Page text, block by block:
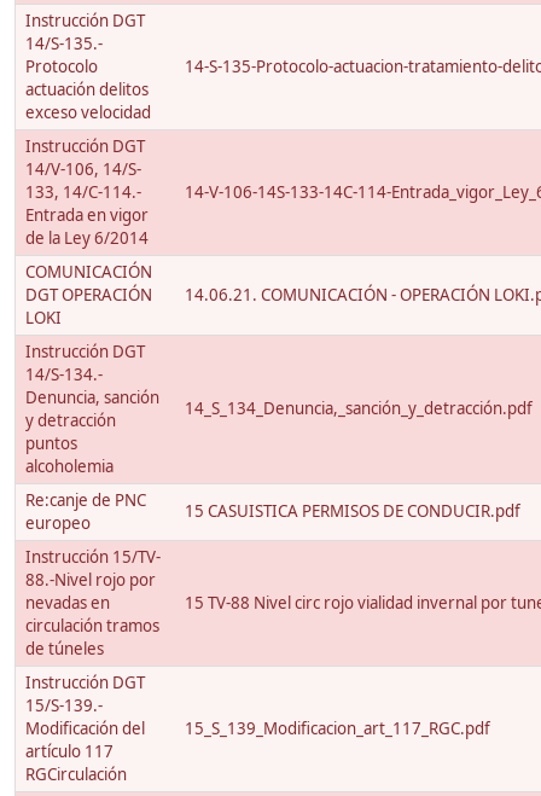
Instrucción DGT
14/S-135.-
Protocolo
actuación delitos
exceso velocidad
14-S-135-Protocolo-actuacion-tratamiento-
Instrucción DGT
14/V-106, 14/S-
133, 14/C-114.-
Entrada en vigor
de la Ley 6/2014
14-V-106-14S-133-14C-114-
COMUNICACIÓN
DGT OPERACIÓN
LOKI
14.06.21. COMUNICACIÓN - OPERACIÓN
Instrucción DGT
14/S-134.-
Denuncia, sanción
y detracción
puntos
alcoholemia
14_S_134_Denuncia,_sanción_y_detracción.pdf
Re:canje de PNC
europeo
15 CASUISTICA PERMISOS DE CONDUCIR.pdf
Instrucción 15/TV-
88.-Nivel rojo por
nevadas en
circulación tramos
de túneles
15 TV-88 Nivel circ rojo vialidad invernal por
Instrucción DGT
15/S-139.-
Modificación del
artículo 117
RGCirculación
15_S_139_Modificacion_art_117_RGC.pdf